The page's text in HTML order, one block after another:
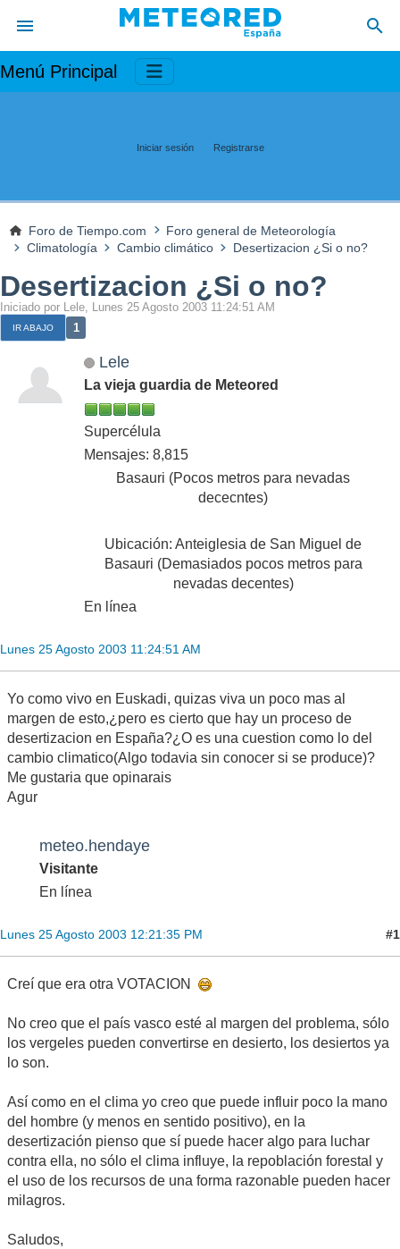
Menú Principal
Iniciar sesión Registrarse
Foro de Tiempo.com
Foro general de Meteorología
Climatología
Cambio climático Desertizacion ¿Si o no?
Desertizacion ¿Si o no?
Iniciado por Lele, Lunes 25 Agosto 2003 11:24:51 AM
IR ABAJO 1
Lele
La vieja guardia de Meteored
Supercélula
Mensajes: 8,815
Basauri (Pocos metros para nevadas
dececntes)
Ubicación: Anteiglesia de San Miguel de
Basauri (Demasiados pocos metros para
nevadas decentes)
En línea
Lunes 25 Agosto 2003 11:24:51 AM
Yo como vivo en Euskadi, quizas viva un poco mas al
margen de esto,¿pero es cierto que hay un proceso de
desertizacion en España?¿O es una cuestion como lo del
cambio climatico(Algo todavia sin conocer si se produce)?
Me gustaria que opinarais
Agur
meteo.hendaye
Visitante
En línea
Lunes 25 Agosto 2003 12:21:35 PM #1
Creí que era otra VOTACION
No creo que el país vasco esté al margen del problema, sólo
los vergeles pueden convertirse en desierto, los desiertos ya
lo son.
Así como en el clima yo creo que puede influir poco la mano
del hombre (y menos en sentido positivo), en la
desertización pienso que sí puede hacer algo para luchar
contra ella, no sólo el clima influye, la repoblación forestal y
el uso de los recursos de una forma razonable pueden hacer
milagros.
Saludos,